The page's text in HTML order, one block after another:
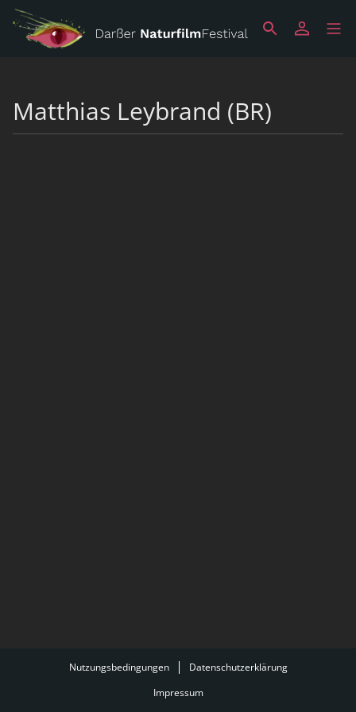
Matthias Leybrand (BR)
Nutzungsbedingungen
Datenschutzerklärung
Impressum